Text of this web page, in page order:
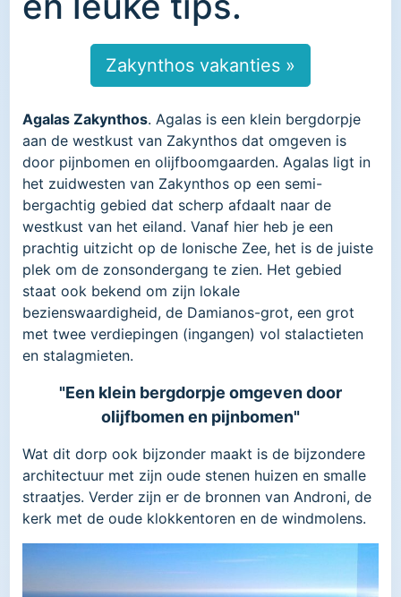
Zakynthos vakanties »
Agalas Zakynthos. Agalas is een klein bergdorpje
aan de westkust van Zakynthos dat omgeven is
door pijnbomen en olijfboomgaarden. Agalas ligt in
het zuidwesten van Zakynthos op een semi-
bergachtig gebied dat scherp afdaalt naar de
westkust van het eiland. Vanaf hier heb je een
prachtig uitzicht op de Ionische Zee, het is de juiste
plek om de zonsondergang te zien. Het gebied
staat ook bekend om zijn lokale
bezienswaardigheid, de Damianos-grot, een grot
met twee verdiepingen (ingangen) vol stalactieten
en stalagmieten.
"Een klein bergdorpje omgeven door
olijfbomen en pijnbomen"
Wat dit dorp ook bijzonder maakt is de bijzondere
architectuur met zijn oude stenen huizen en smalle
straatjes. Verder zijn er de bronnen van Androni, de
kerk met de oude klokkentoren en de windmolens.